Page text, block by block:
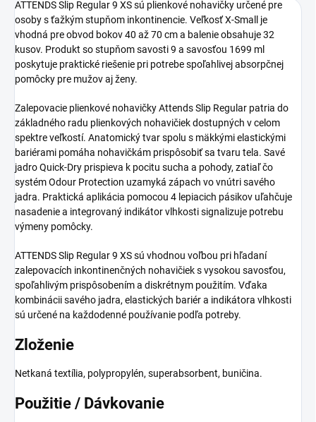
ATTENDS Slip Regular 9 XS sú plienkové nohavičky určené pre
osoby s ťažkým stupňom inkontinencie. Veľkosť X-Small je
vhodná pre obvod bokov 40 až 70 cm a balenie obsahuje 32
kusov. Produkt so stupňom savosti 9 a savosťou 1699 ml
poskytuje praktické riešenie pri potrebe spoľahlivej absorpčnej
pomôcky pre mužov aj ženy.
Zalepovacie plienkové nohavičky Attends Slip Regular patria do
základného radu plienkových nohavičiek dostupných v celom
spektre veľkostí. Anatomický tvar spolu s mäkkými elastickými
bariérami pomáha nohavičkám prispôsobiť sa tvaru tela. Savé
jadro Quick-Dry prispieva k pocitu sucha a pohody, zatiaľ čo
systém Odour Protection uzamyká zápach vo vnútri savého
jadra. Praktická aplikácia pomocou 4 lepiacich pásikov uľahčuje
nasadenie a integrovaný indikátor vlhkosti signalizuje potrebu
výmeny pomôcky.
ATTENDS Slip Regular 9 XS sú vhodnou voľbou pri hľadaní
zalepovacích inkontinenčných nohavičiek s vysokou savosťou,
spoľahlivým prispôsobením a diskrétnym použitím. Vďaka
kombinácii savého jadra, elastických bariér a indikátora vlhkosti
sú určené na každodenné používanie podľa potreby.
Zloženie
Netkaná textília, polypropylén, superabsorbent, buničina.
Použitie / Dávkovanie